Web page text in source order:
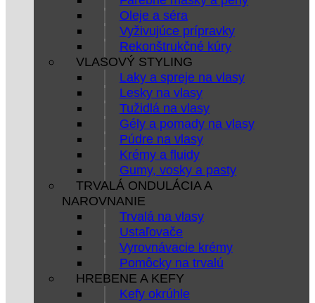
Oleje a séra
Vyživujúce prípravky
Rekonštrukčné kúry
VLASOVÝ STYLING
Laky a spreje na vlasy
Lesky na vlasy
Tužidlá na vlasy
Gély a pomady na vlasy
Púdre na vlasy
Krémy a fluidy
Gumy, vosky a pasty
TRVALÁ ONDULÁCIA A
NAROVNANIE
Trvalá na vlasy
Ustaľovače
Vyrovnávacie krémy
Pomôcky na trvalú
HREBENE A KEFY
Kefy okrúhle